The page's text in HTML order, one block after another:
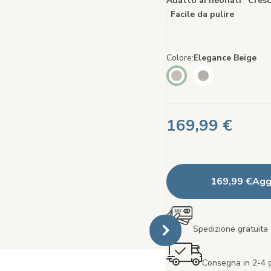
Facile da pulire
Colore Elegance Beige
169,99 €
169,99 €
Spedizione
Consegna in 2-4